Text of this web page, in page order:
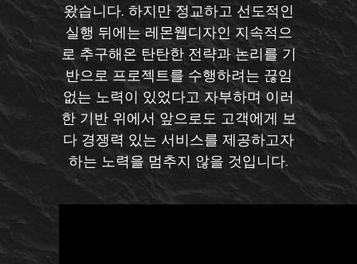
왔습니다. 하지만 정교하고 선도적인
실행 뒤에는 레몬웹디자인 지속적으
로 추구해온 탄탄한 전략과 논리를 기
반으로 프로젝트를 수행하려는 끊임
없는 노력이 있었다고 자부하며 이러
한 기반 위에서 앞으로도 고객에게 보
다 경쟁력 있는 서비스를 제공하고자
하는 노력을 멈추지 않을 것입니다.